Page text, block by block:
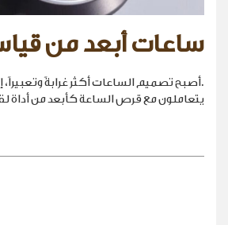
ساعات أبعد من
.أصبح تصميم الساعات أكثر غرابةً
يتعاملون مع قرص الساعة كأبعد من أداة